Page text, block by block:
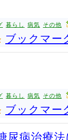
暮らし 病気 その他
ブックマー
暮らし 病気 その他
ブックマー
尿病治療